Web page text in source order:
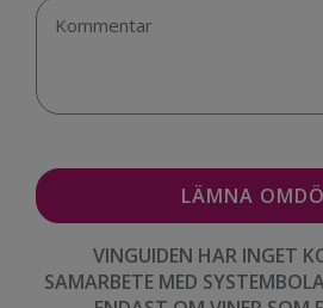
VINGUIDEN HAR INGET
SAMARBETE MED